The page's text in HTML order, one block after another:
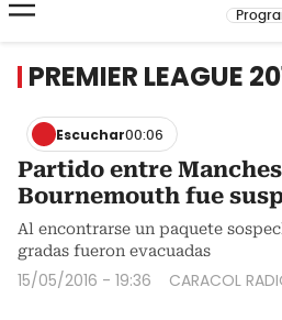
PREMIER LEAGUE
Escuchar00:06
Partido entre
Bournemouth fue
Al encontrarse un paquete
gradas fueron evacuadas
15/05/2016 - 19:36 CARACOL